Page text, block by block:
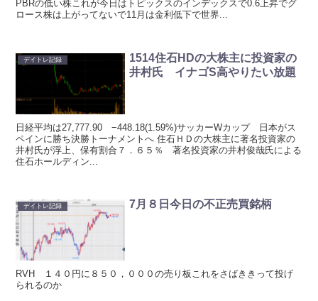
PBRの低い株これが今日はトピックスのインデックスで0.6上昇でグ
ロース株は上がってないで11月は金利低下で世界...
デイトレ記録
1514住石HDの大株主に投資家の
井村氏 イナゴS高やりたい放題
日経平均は27,777.90 −448.18(1.59%)サッカーWカップ 日本がス
ペインに勝ち決勝トーナメントへ 住石ＨＤの大株主に著名投資家の
井村氏が浮上、保有割合７．６５％ 著名投資家の井村俊哉氏による
住石ホールディン...
デイトレ記録 7月８日今日の不正売買銘柄
RVH １４０円に８５０，０００の売り板これをさばききって投げ
られるのか